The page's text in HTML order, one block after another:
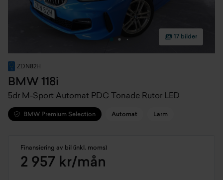
17 bilder
ZDN82H
BMW 118i
5dr M-Sport Automat PDC Tonade Rutor LED
BMW Premium Selection Automat Larm
Finansiering av bil (inkl. moms)
2 957 kr/mån